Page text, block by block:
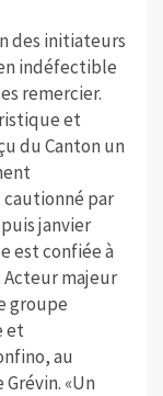
des initiateurs
indéfectible
remercier.
et
du Canton un
cautionné par
janvier
est confiée à
Acteur majeur
groupe
et
au
«Un